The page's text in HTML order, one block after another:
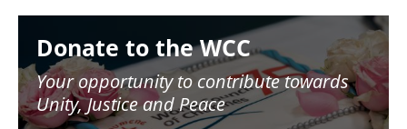
Donate to the WCC
Your opportunity to contribute towards
Unity, Justice and Peace